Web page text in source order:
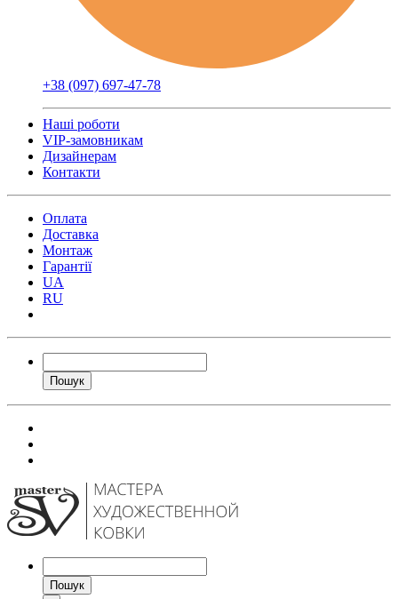
+38 (097) 697-47-78
Наші роботи
VIP-замовникам
Дизайнерам
Контакти
Оплата
Доставка
Монтаж
Гарантії
UA
RU
Пошук
Пошук